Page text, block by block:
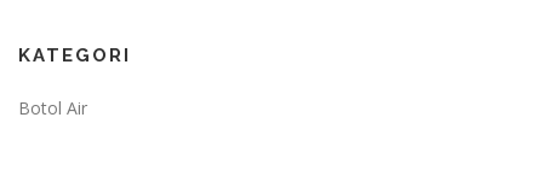
KATEGORI
Botol Air